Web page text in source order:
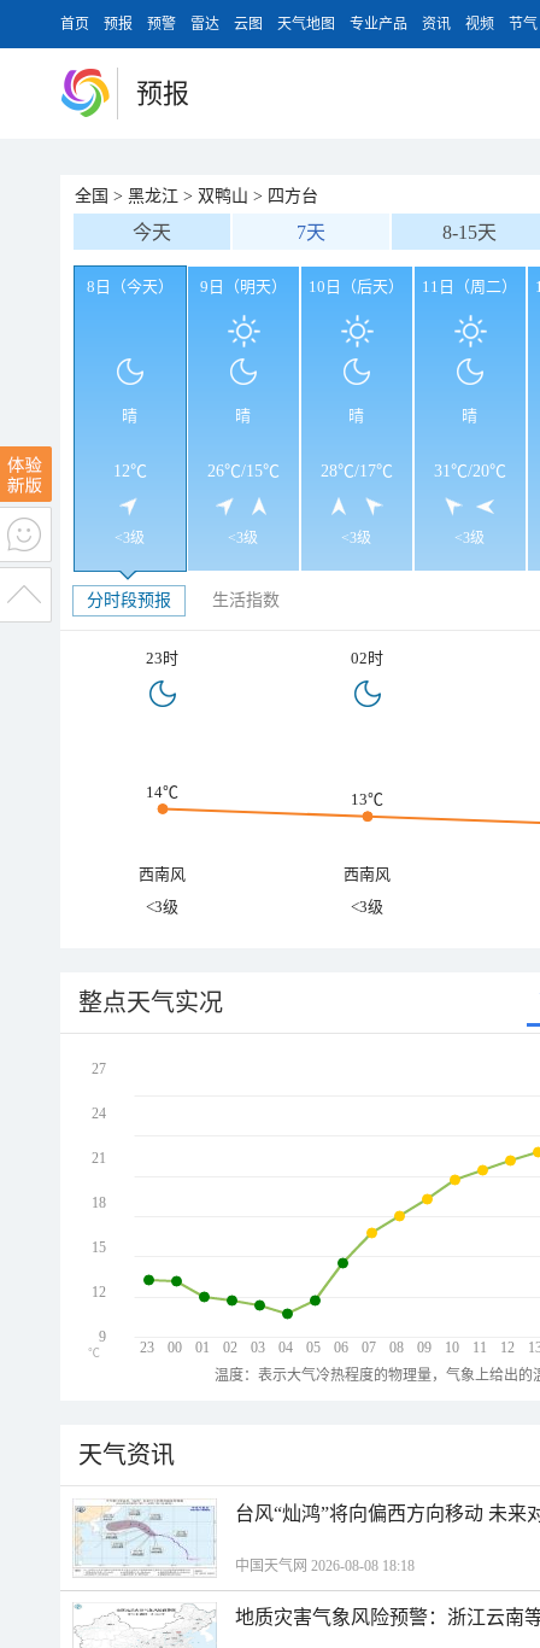
首页 预报 预警 雷达 云图 天气地图 专业产品 资讯 视频 节气
预报
全国 > 黑龙江 > 双鸭山 > 四方台
今天 7天 8-15天
8日（今天）
晴
12℃
<3级
9日（明天）
晴
26℃/15℃
<3级
10日（后天）
晴
28℃/17℃
<3级
11日（周二）
晴
31℃/20℃
<3级
分时段预报 生活指数
23时 02时
14℃ 13℃
西南风
西南风
<3级
<3级
整点天气实况
23 00 01 02 03 04 05 06 07 08 09 10 11 12
27
24
21
18
15
12
9
℃
温度：表示大气冷热程度的物理量，气象上给出
天气资讯
台风“灿鸿”将向偏西方向移动 未来
中国天气网 2026-08-08 18:18
地质灾害气象风险预警：浙江云南